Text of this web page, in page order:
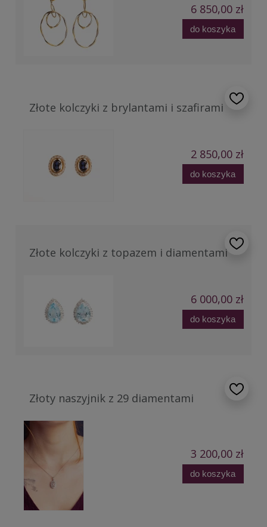
6 850,00 zł
do koszyka
Złote kolczyki z brylantami i szafirami
2 850,00 zł
do koszyka
Złote kolczyki z topazem i diamentami
6 000,00 zł
do koszyka
Złoty naszyjnik z 29 diamentami
3 200,00 zł
do koszyka